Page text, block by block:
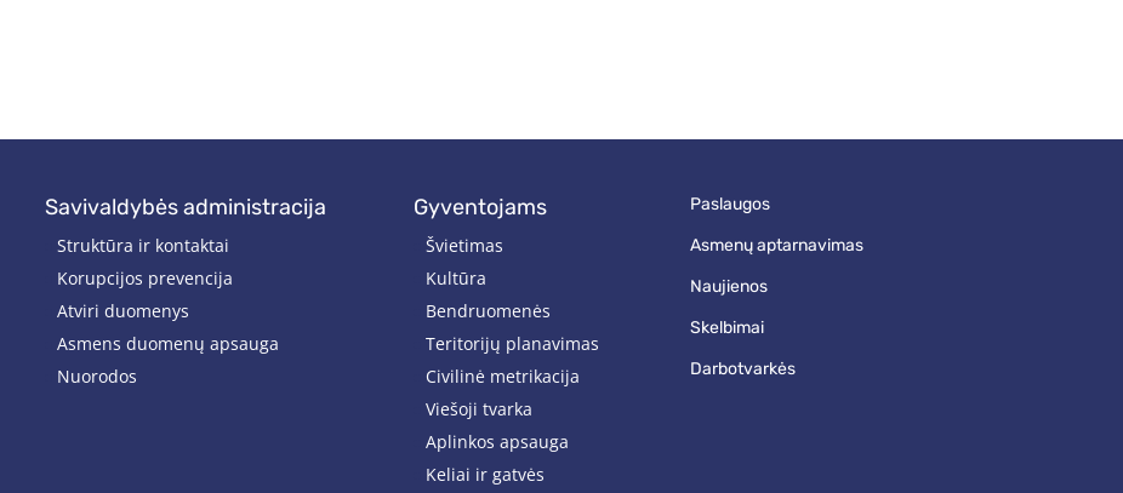
savivaldybės administracija
Struktūra ir kontaktai
Korupcijos prevencija
Atviri duomenys
Asmens duomenų apsauga
Nuorodos
gyventojams
Švietimas
Kultūra
Bendruomenės
Teritorijų planavimas
Civilinė metrikacija
Viešoji tvarka
Aplinkos apsauga
Keliai ir gatvės
paslaugos
asmenų aptarnavimas
naujienos
skelbimai
darbotvarkės